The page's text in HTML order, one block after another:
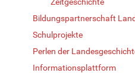
Bildungspartnerschaft
Schulprojekte
Perlen der
Informationsplattform